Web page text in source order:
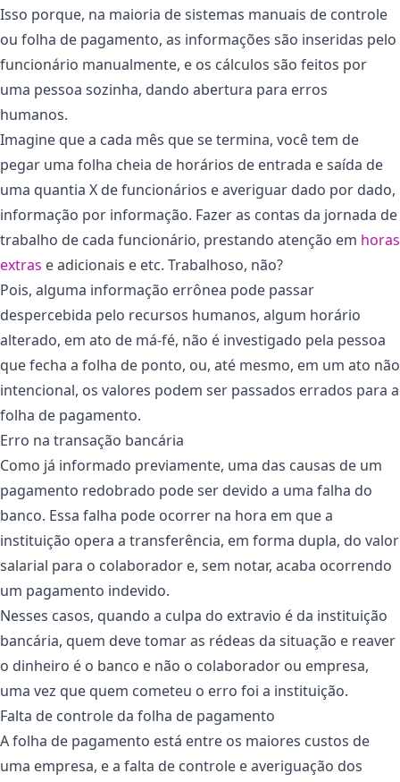
Isso porque, na maioria de sistemas manuais de controle
ou folha de pagamento, as informações são inseridas pelo
funcionário manualmente, e os cálculos são feitos por
uma pessoa sozinha, dando abertura para erros
humanos.
Imagine que a cada mês que se termina, você tem de
pegar uma folha cheia de horários de entrada e saída de
uma quantia X de funcionários e averiguar dado por dado,
informação por informação. Fazer as contas da jornada de
trabalho de cada funcionário, prestando atenção em horas
extras e adicionais e etc. Trabalhoso, não?
Pois, alguma informação errônea pode passar
despercebida pelo recursos humanos, algum horário
alterado, em ato de má-fé, não é investigado pela pessoa
que fecha a folha de ponto, ou, até mesmo, em um ato não
intencional, os valores podem ser passados errados para a
folha de pagamento.
Erro na transação bancária
Como já informado previamente, uma das causas de um
pagamento redobrado pode ser devido a uma falha do
banco. Essa falha pode ocorrer na hora em que a
instituição opera a transferência, em forma dupla, do valor
salarial para o colaborador e, sem notar, acaba ocorrendo
um pagamento indevido.
Nesses casos, quando a culpa do extravio é da instituição
bancária, quem deve tomar as rédeas da situação e reaver
o dinheiro é o banco e não o colaborador ou empresa,
uma vez que quem cometeu o erro foi a instituição.
Falta de controle da folha de pagamento
A folha de pagamento está entre os maiores custos de
uma empresa, e a falta de controle e averiguação dos